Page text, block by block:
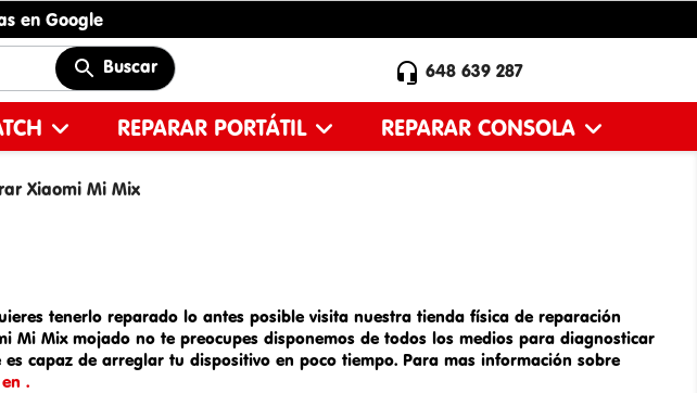
en Google
Buscar  648 639 287
REPARAR PORTÁTIL REPARAR CONSOLA
Xiaomi Mi Mix
tenerlo reparado lo antes posible visita nuestra tienda física de reparación
Mi Mix mojado no te preocupes disponemos de todos los medios para diagnosticar
capaz de arreglar tu dispositivo en poco tiempo. Para mas información sobre
.